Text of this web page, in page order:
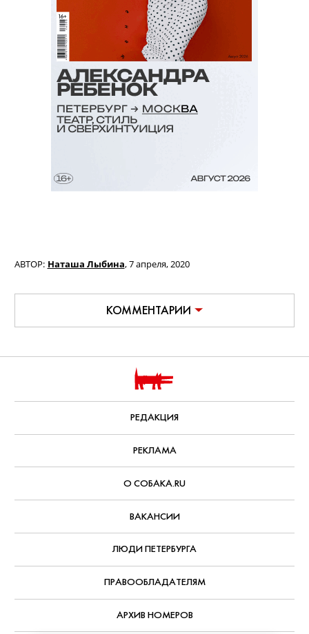
7 апреля, 2020
КОММЕНТАРИИ
КИНО И СЕРИАЛЫПОДПИСАТЬСЯ
Что смотреть дома на этой